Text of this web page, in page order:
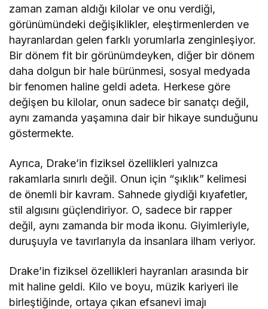
zaman zaman aldığı kilolar ve onu verdiği,
görünümündeki değişiklikler, eleştirmenlerden ve
hayranlardan gelen farklı yorumlarla zenginleşiyor.
Bir dönem fit bir görünümdeyken, diğer bir dönem
daha dolgun bir hale bürünmesi, sosyal medyada
bir fenomen haline geldi adeta. Herkese göre
değişen bu kilolar, onun sadece bir sanatçı değil,
aynı zamanda yaşamına dair bir hikaye sunduğunu
göstermekte.
Ayrıca, Drake’in fiziksel özellikleri yalnızca
rakamlarla sınırlı değil. Onun için “şıklık” kelimesi
de önemli bir kavram. Sahnede giydiği kıyafetler,
stil algısını güçlendiriyor. O, sadece bir rapper
değil, aynı zamanda bir moda ikonu. Giyimleriyle,
duruşuyla ve tavırlarıyla da insanlara ilham veriyor.
Drake’in fiziksel özellikleri hayranları arasında bir
mit haline geldi. Kilo ve boyu, müzik kariyeri ile
birleştiğinde, ortaya çıkan efsanevi imajı